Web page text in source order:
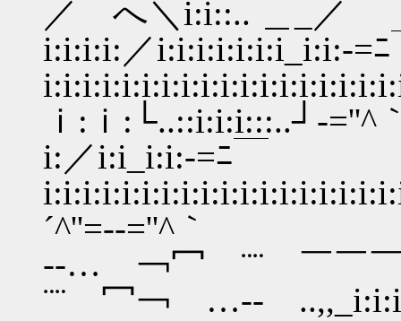
／ へ＼i:i::.. ＿_／
i:i:i:i:／i:i:i:i:i:i:i_i:i:-=ﾆ
ｉ:ｉ
i:／i:i_i:i:-=ﾆ￣
´^''=‐‐=''^｀
-‐… ￢冖 ¨¨ ￣￣
¨¨ 冖￢ …‐-